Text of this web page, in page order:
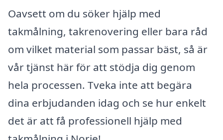
Oavsett om du söker hjälp med
takmålning, takrenovering eller bara råd
om vilket material som passar bäst, så är
vår tjänst här för att stödja dig genom
hela processen. Tveka inte att begära
dina erbjudanden idag och se hur enkelt
det är att få professionell hjälp med